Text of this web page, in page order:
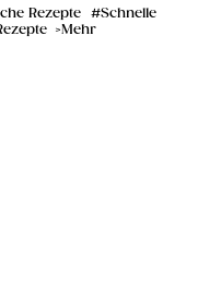
Rezepte
Schnelle
Mehr